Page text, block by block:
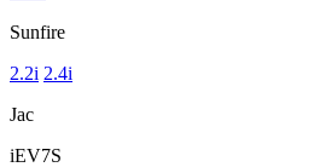
Sunfire
2.2i 2.4i
Jac
iEV7S